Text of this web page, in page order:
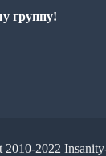
группу!
2010-2022